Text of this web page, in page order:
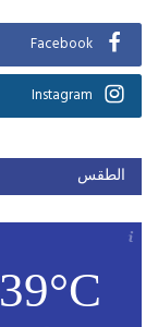
Facebook
Instagram
الطقس
39°C